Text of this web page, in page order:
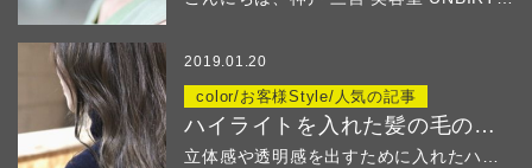
2019.01.20
color/お客様Style/人気の記事
ハイライトを入れた髪の毛のその後